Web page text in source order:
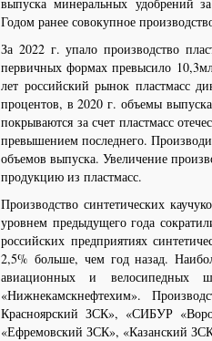
Годом ранее совокупное
За 2022 г. упало производство
первичных формах превысило 10,3
лет российский рынок пластмасс
процентов, в 2020 г. объемы
покрываются за счет пластмасс
превышением последнего.
объемов выпуска. Увеличение
продукцию из пластмасс.
Производство синтетических
уровнем предыдущего года
российских предприятиях
2,5% больше, чем год назад.
авиационных и
«Нижнекамскнефтехим».
Красноярский ЗСК», «СИБУР
«Ефремовский ЗСК», «Казанский